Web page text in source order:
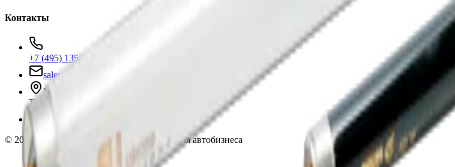
Контакты
+7 (495) 135-35-99
sales@insafe.ru
Москва, Люблинская ул., 153.
ТЦ «Люблю Молл», -1 уровень
© 2026 InSafe.ru — Товары и технологии для автобизнеса